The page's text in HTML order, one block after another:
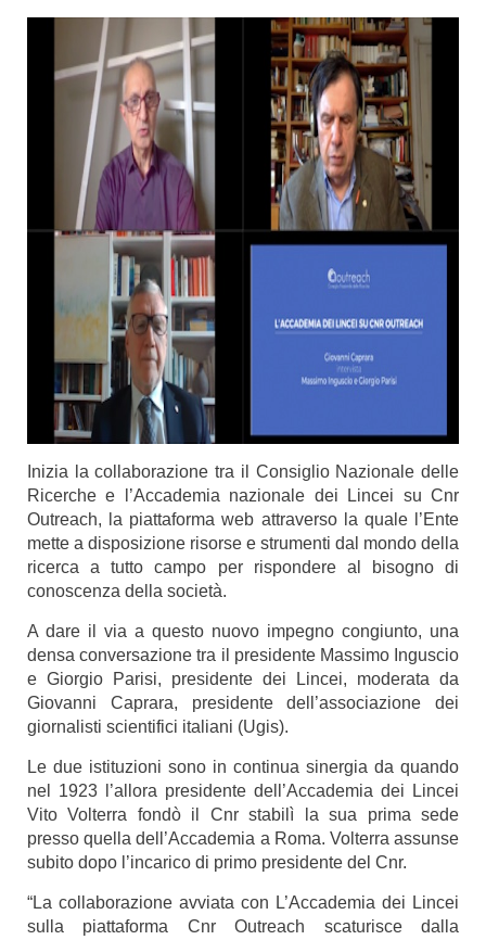
Inizia la collaborazione tra il Consiglio Nazionale delle
Ricerche e l’Accademia nazionale dei Lincei su Cnr
Outreach, la piattaforma web attraverso la quale l’Ente
mette a disposizione risorse e strumenti dal mondo della
ricerca a tutto campo per rispondere al bisogno di
conoscenza della società.
A dare il via a questo nuovo impegno congiunto, una
densa conversazione tra il presidente Massimo Inguscio
e Giorgio Parisi, presidente dei Lincei, moderata da
Giovanni Caprara, presidente dell’associazione dei
giornalisti scientifici italiani (Ugis).
Le due istituzioni sono in continua sinergia da quando
nel 1923 l’allora presidente dell’Accademia dei Lincei
Vito Volterra fondò il Cnr stabilì la sua prima sede
presso quella dell’Accademia a Roma. Volterra assunse
subito dopo l’incarico di primo presidente del Cnr.
“La collaborazione avviata con L’Accademia dei Lincei
sulla piattaforma Cnr Outreach scaturisce dalla